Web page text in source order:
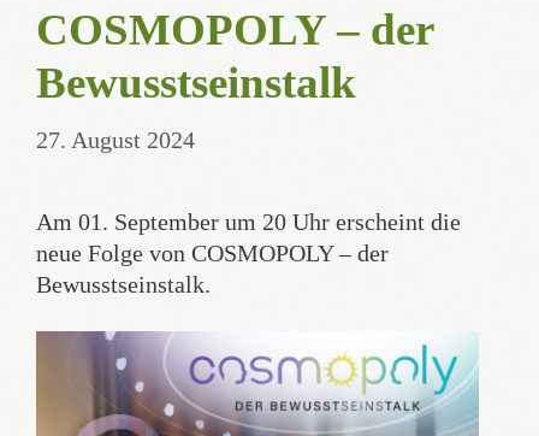
COSMOPOLY – der
Bewusstseinstalk
27. August 2024
Am 01. September um 20 Uhr erscheint die
neue Folge von COSMOPOLY – der
Bewusstseinstalk.